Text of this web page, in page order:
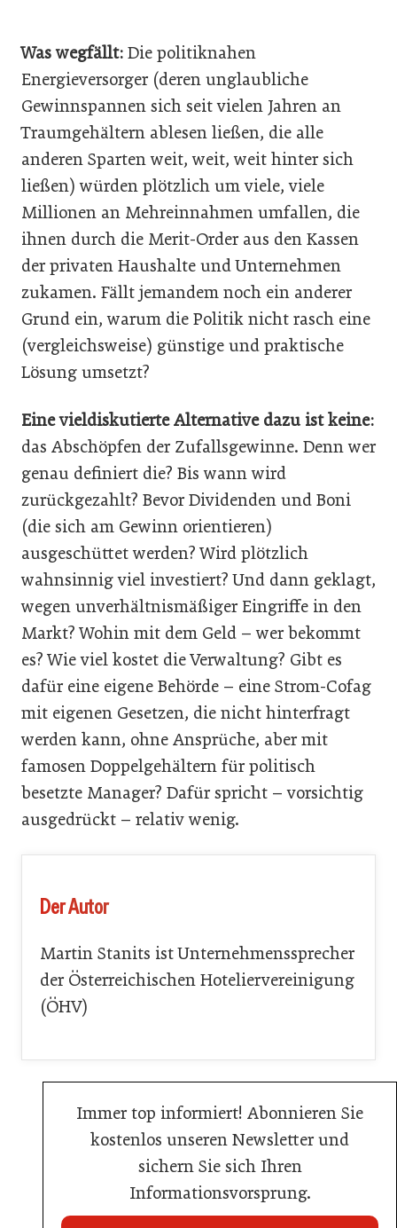
Was wegfällt: Die politiknahen
Energieversorger (deren unglaubliche
Gewinnspannen sich seit vielen Jahren an
Traumgehältern ablesen ließen, die alle
anderen Sparten weit, weit, weit hinter sich
ließen) würden plötzlich um viele, viele
Millionen an Mehreinnahmen umfallen, die
ihnen durch die Merit-Order aus den Kassen
der privaten Haushalte und Unternehmen
zukamen. Fällt jemandem noch ein anderer
Grund ein, warum die Politik nicht rasch eine
(vergleichsweise) günstige und praktische
Lösung umsetzt?
Eine vieldiskutierte Alter­native dazu ist keine:
das Abschöpfen der Zufallsgewinne. Denn wer
genau definiert die? Bis wann wird
zurückgezahlt? Bevor Dividenden und Boni
(die sich am Gewinn orientieren)
ausgeschüttet werden? Wird plötzlich
wahnsinnig viel investiert? Und dann geklagt,
wegen unverhältnismäßiger Eingriffe in den
Markt? Wohin mit dem Geld – wer bekommt
es? Wie viel kostet die Verwaltung? Gibt es
dafür eine eigene Behörde – eine Strom-Cofag
mit eigenen Gesetzen, die nicht hinterfragt
werden kann, ohne Ansprüche, aber mit
famosen Doppelgehältern für politisch
besetzte Manager? Dafür spricht – vorsichtig
ausgedrückt – relativ wenig.
Der Autor
Martin Stanits ist Unternehmenssprecher
der Österreichischen Hoteliervereinigung
(ÖHV)
Immer top informiert! Abonnieren Sie
kostenlos unseren Newsletter und
sichern Sie sich Ihren
Informationsvorsprung.